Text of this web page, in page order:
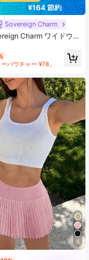
¥164 節約
Sovereign Charm
Charm ワイドウエ
リーツ スポーツスコー
ポケット付き、レディ
ェア
ーバウチャー ¥78」
5